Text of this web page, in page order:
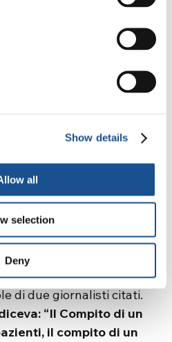
Show details
all
selection
Deny
un mestiere prezioso
impegno che si riversa
prevalentemente
che parla a se stessa”.
“Considero il
Pulitzer: “Un
al suo scopo si occupa
le cose, ma di come
di due giornalisti citati.
“Il Compito di un
il compito di un